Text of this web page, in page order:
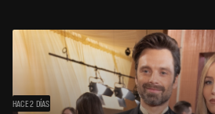
HACE 2 DÍAS